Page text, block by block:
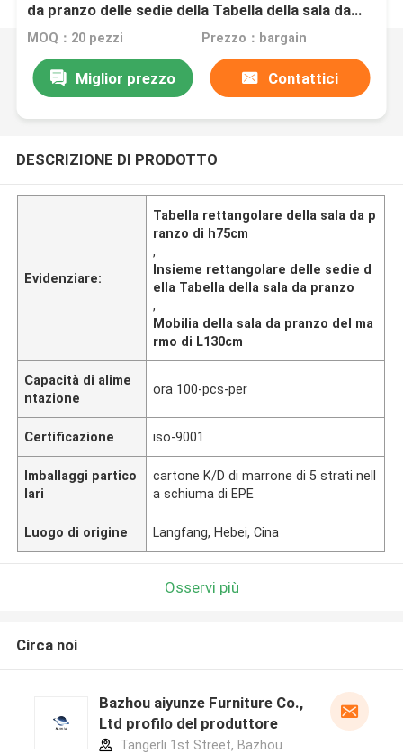
da pranzo delle sedie della Tabella della sala da
pranzo di L130xd80xh75cm
MOQ：20 pezzi Prezzo：bargain
Miglior prezzo Contattici
DESCRIZIONE DI PRODOTTO
Evidenziare:
Tabella rettangolare della sala da p
ranzo di h75cm
,
Insieme rettangolare delle sedie d
ella Tabella della sala da pranzo
,
Mobilia della sala da pranzo del ma
rmo di L130cm
Capacità di alime
ntazione
ora 100-pcs-per
Certificazione iso-9001
Imballaggi partico
lari
cartone K/D di marrone di 5 strati nell
a schiuma di EPE
Luogo di origine Langfang, Hebei, Cina
Osservi più
Circa noi
Bazhou aiyunze Furniture Co.,
Ltd profilo del produttore
Tangerli 1st Street, Bazhou